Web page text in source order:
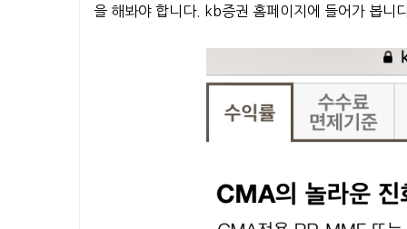
을 해봐야 합니다. kb증권 홈페이지에 들어가 봅니